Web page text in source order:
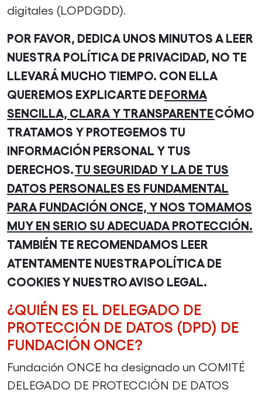
digitales (LOPDGDD).
POR FAVOR, DEDICA UNOS MINUTOS A LEER
NUESTRA POLÍTICA DE PRIVACIDAD, NO TE
LLEVARÁ MUCHO TIEMPO. CON ELLA
QUEREMOS EXPLICARTE DEFORMA
SENCILLA, CLARA Y TRANSPARENTECÓMO
TRATAMOS Y PROTEGEMOS TU
INFORMACIÓN PERSONAL Y TUS
DERECHOS.TU SEGURIDAD Y LA DE TUS
DATOS PERSONALES ES FUNDAMENTAL
PARA FUNDACIÓN ONCE, Y NOS TOMAMOS
MUY EN SERIO SU ADECUADA PROTECCIÓN.
TAMBIÉN TE RECOMENDAMOS LEER
ATENTAMENTE NUESTRA POLÍTICA DE
COOKIES Y NUESTRO AVISO LEGAL.
¿QUIÉN ES EL DELEGADO DE
PROTECCIÓN DE DATOS (DPD) DE
FUNDACIÓN ONCE?
Fundación ONCE ha designado un COMITÉ
DELEGADO DE PROTECCIÓN DE DATOS